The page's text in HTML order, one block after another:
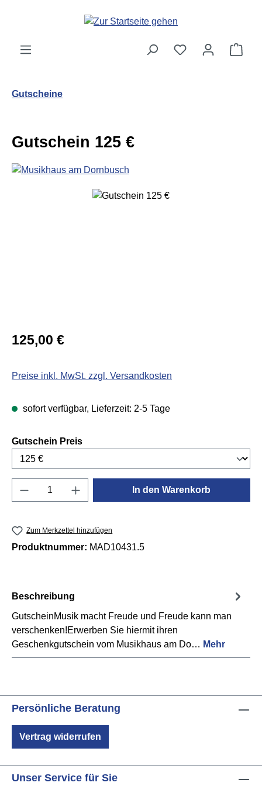
Zum Hauptinhalt springen
Gutscheine
Gutschein 125 €
Bildergalerie überspringen
Regulärer Preis:
125,00 €
Preise inkl. MwSt. zzgl. Versandkosten
sofort verfügbar, Lieferzeit: 2-5 Tage
Gutschein Preisauswählen
Produkt Anzahl: Gib den gewünschten
In den Warenkorb
Zum Merkzettel hinzufügen
Produktnummer: MAD10431.5
Beschreibung
GutscheinMusik macht Freude und Freude kann man
verschenken!Erwerben Sie hiermit ihren
Geschenkgutschein vom Musikhaus am Do… Mehr
Persönliche Beratung
Vertrag widerrufen
Unser Service für Sie